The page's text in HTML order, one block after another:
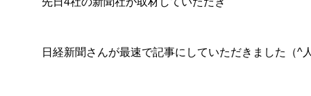
日経新聞さんが最速で記事にしていただきました（^人